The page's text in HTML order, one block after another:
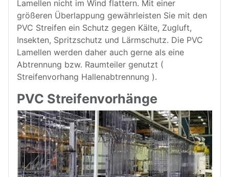
Lamellen nicht im Wind flattern. Mit einer
größeren Überlappung gewährleisten Sie mit den
PVC Streifen ein Schutz gegen Kälte, Zugluft,
Insekten, Spritzschutz und Lärmschutz. Die PVC
Lamellen werden daher auch gerne als eine
Abtrennung bzw. Raumteiler genutzt (
Streifenvorhang Hallenabtrennung ).
PVC Streifenvorhänge